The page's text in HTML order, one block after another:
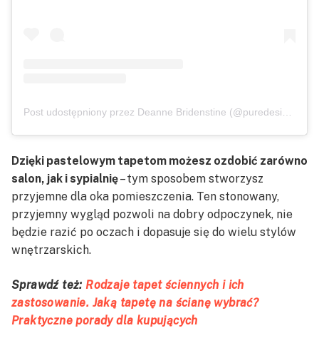
Post udostępniony przez Deanne Bridenstine (@puredesigninteriorsohio)
Dzięki pastelowym tapetom możesz ozdobić zarówno
salon, jak i sypialnię– tym sposobem stworzysz
przyjemne dla oka pomieszczenia. Ten stonowany,
przyjemny wygląd pozwoli na dobry odpoczynek, nie
będzie razić po oczach i dopasuje się do wielu stylów
wnętrzarskich.
Sprawdź też: Rodzaje tapet ściennych i ich
zastosowanie. Jaką tapetę na ścianę wybrać?
Praktyczne porady dla kupujących